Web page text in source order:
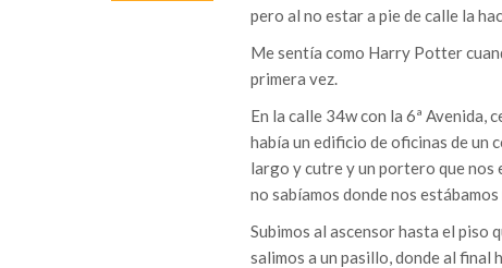
pero al no estar a pie de calle la
Me sentía como Harry Potter
primera vez.
En la calle 34w con la 6ª Avenida,
había un edificio de oficinas de un
largo y cutre y un portero que nos
no sabíamos donde nos
Subimos al ascensor hasta el piso
salimos a un pasillo, donde al final